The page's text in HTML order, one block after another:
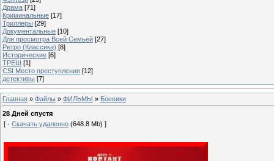
Драма [71]
Криминальные [17]
Триллеры [29]
Документальные [10]
Для просмотра Всей Семьей [27]
Ретро (Классика) [8]
Исторические [6]
ТРЕШ [1]
CSI Место преступления [12]
детективы [7]
Главная » Файлы » ФИЛЬМЫ » Боевики
28 Дней спустя
[ · Скачать удаленно (648.8 Mb) ]